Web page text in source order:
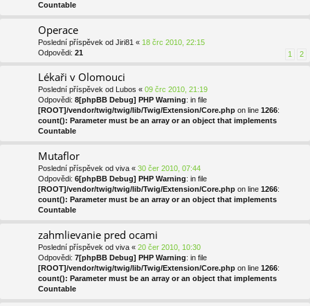
Countable
Operace
Poslední příspěvek od Jiri81 « 18 črc 2010, 22:15
Odpovědi: 21 1 2
Lékaři v Olomouci
Poslední příspěvek od Lubos « 09 črc 2010, 21:19
Odpovědi: 8[phpBB Debug] PHP Warning: in file
[ROOT]/vendor/twig/twig/lib/Twig/Extension/Core.php on line 1266:
count(): Parameter must be an array or an object that implements
Countable
Mutaflor
Poslední příspěvek od viva « 30 čer 2010, 07:44
Odpovědi: 6[phpBB Debug] PHP Warning: in file
[ROOT]/vendor/twig/twig/lib/Twig/Extension/Core.php on line 1266:
count(): Parameter must be an array or an object that implements
Countable
zahmlievanie pred ocami
Poslední příspěvek od viva « 20 čer 2010, 10:30
Odpovědi: 7[phpBB Debug] PHP Warning: in file
[ROOT]/vendor/twig/twig/lib/Twig/Extension/Core.php on line 1266:
count(): Parameter must be an array or an object that implements
Countable